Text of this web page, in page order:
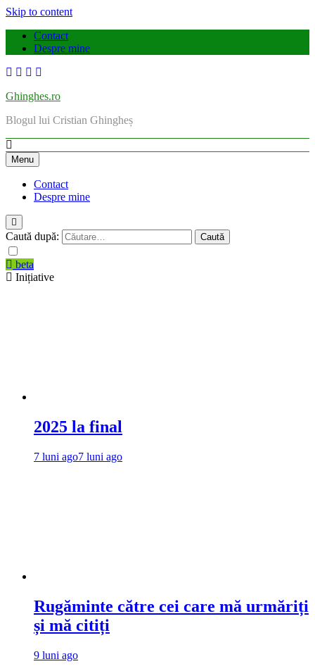
Skip to content
Contact
Despre mine
Ghinghes.ro
Blogul lui Cristian Ghingheș
Menu
Contact
Despre mine
Caută după:
beta
Inițiative
2025 la final
7 luni ago7 luni ago
Rugăminte către cei care mă urmăriți
și mă citiți
9 luni ago